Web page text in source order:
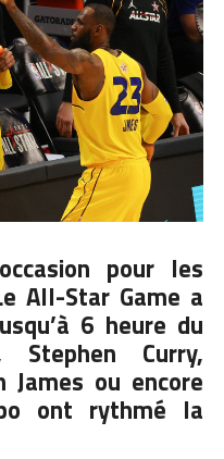
pour les
All-Star Game a
6 heure du
Stephen Curry,
James ou encore
ont rythmé la